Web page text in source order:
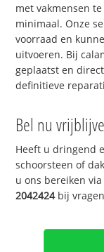
met vakmensen
minimaal. Onze
voorraad en
uitvoeren. Bij
geplaatst en
definitieve
Bel nu
Heeft u dringend
schoorsteen of
u ons bereiken
2042424bij